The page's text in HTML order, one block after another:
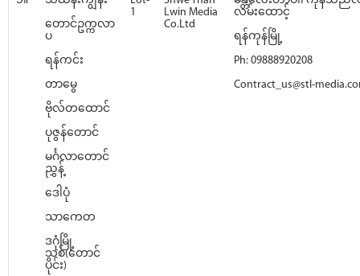
တောင်ဥက္ကလာ
ပ
ရန်ကင်း
တာမွေ
ဗိုလ်တထောင်
ပုဇွန်တောင်
မင်္ဂလာတောင်
ညွှန့်
ဒေါပုံ
သာကေတ
ဒဂုံမြို့
သစ်(တောင်
ပိုင်း)
1
Lwin Media
Co.Ltd
လမ်းထောင့်
ရန်ကုန်မြို့
Ph: 09888920208
Contract_us@stl-